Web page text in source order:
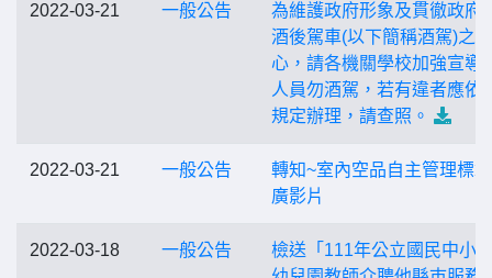
2022-03-21 一般公告
為維護政府形象及貫徹政府
酒後駕車(以下簡稱酒駕)之決
心，請各機關學校加強宣導
人員勿酒駕，若有違者應依
規定辦理，請查照。
2022-03-21 一般公告
轉知~室內空品自主管理標
廣影片
2022-03-18 一般公告
檢送「111年公立國民中小